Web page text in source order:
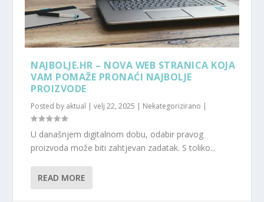
NAJBOLJE.HR – NOVA WEB STRANICA KOJA
VAM POMAŽE PRONAĆI NAJBOLJE
PROIZVODE
Posted by aktual |velj 22, 2025 | Nekategorizirano |
U današnjem digitalnom dobu, odabir pravog
proizvoda može biti zahtjevan zadatak. S toliko...
READ MORE